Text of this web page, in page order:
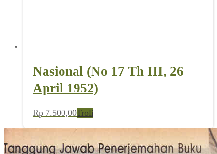
Nasional (No 17 Th III, 26
April 1952)
Rp 7.500,00Troli